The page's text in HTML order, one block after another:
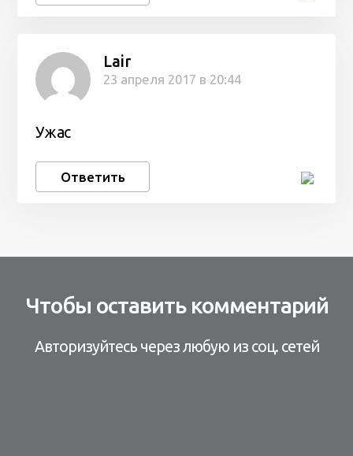
Lair
23 апреля 2017 в 20:44
Ужас
Ответить
Чтобы оставить комментарий
Авторизуйтесь через любую из соц. сетей